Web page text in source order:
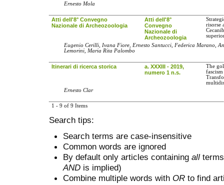
Ernesto Mola
Atti dell'8° Convegno
Nazionale di Archeozoologia
Atti dell'8°
Convegno
Nazionale di
Archeozoologia
risorse
Eugenio Cerilli, Ivana Fiore, Ernesto Santucci, Federica Marano,
Lemorini, Maria Rita Palombo
Itinerari di ricerca storica
a. XXXIII - 2019,
numero 1 n.s.
The
Ernesto Clar
1 - 9 of 9 Items
Search tips:
Search terms are case-insensitive
Common words are ignored
By default only articles containing all
AND is implied)
Combine multiple words with OR to find